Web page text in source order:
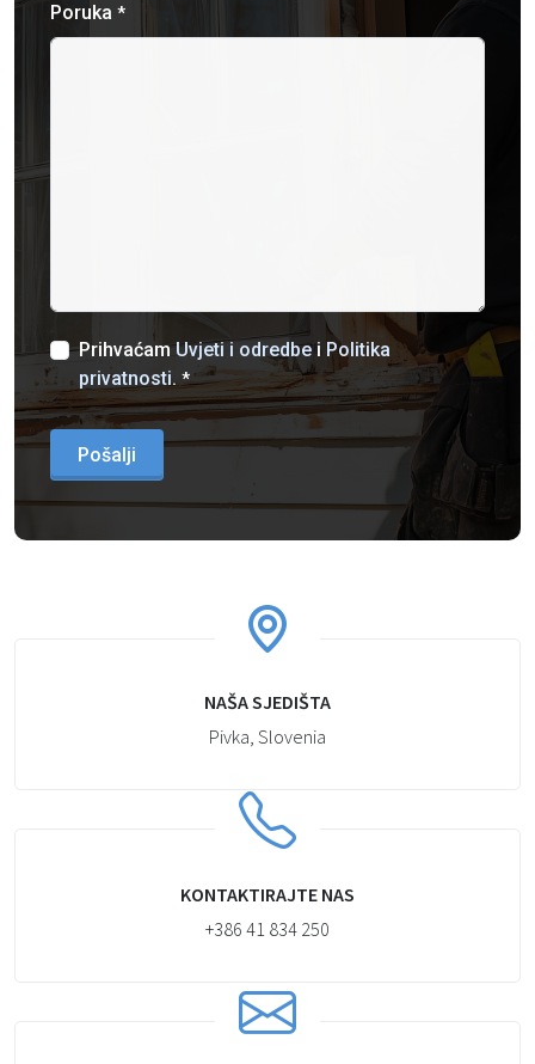
Poruka *
PrihvaćamUvjeti i odredbe i Politika
privatnosti. *
Pošalji
NAŠA SJEDIŠTA
Pivka, Slovenia
KONTAKTIRAJTE NAS
+386 41 834 250